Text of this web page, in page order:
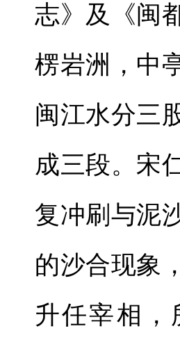
志》及《闽
楞岩洲，中
闽江水分三
成三段。宋
复冲刷与泥
的沙合现象
升任宰相，